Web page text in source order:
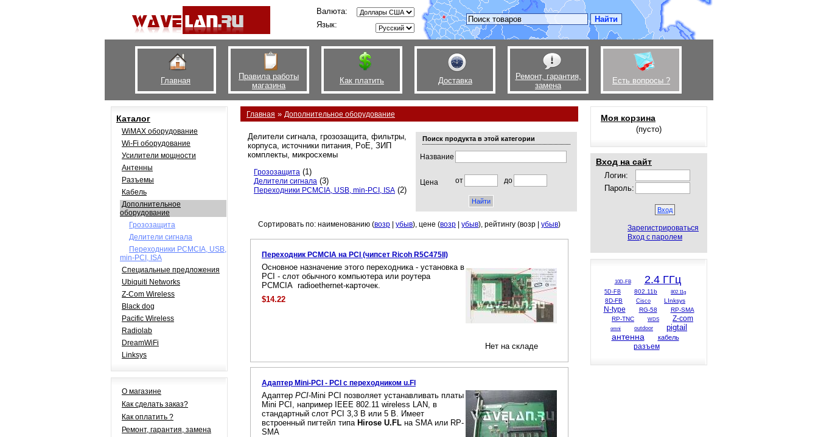
Валюта:
Язык:
Главная
Правила работы
магазина
Как платить Доставка
Ремонт, гарантия,
замена
Есть вопросы ?
Каталог
WiMAX оборудование
Wi-Fi оборудование
Усилители мощности
Антенны
Разъемы
Кабель
Дополнительное
оборудование
Грозозащита
Делители сигнала
Переходники PCMCIA, USB,
min-PCI, ISA
Специальные предложения
Ubiquiti Networks
Z-Com Wireless
Black dog
Pacific Wireless
Radiolab
DreamWiFi
Linksys
О магазине
Как сделать заказ?
Как оплатить ?
Ремонт, гарантия, замена
Главная » Дополнительное оборудование
Делители сигнала, грозозащита, фильтры,
корпуса, источники питания, PoE, ЗИП
комплекты, микросхемы
Грозозащита (1)
Делители сигнала (3)
Переходники PCMCIA, USB, min-PCI, ISA (2)
Поиск продукта в этой категории
Название
Цена от до
Сортировать по: наименованию (возр убыв), цене (возр убыв), рейтингу (возр | убыв)
Нет на складе
Переходник PCMCIA на PCI (чипсет Ricoh R5C475II)
Основное назначение этого переходника - установка в
PCI - слот обычного компьютера или роутера
PCMCIA radioethernet-карточек.
$14.22
Адаптер Mini-PCI - PCI с переходником u.Fl
Адаптер PCI-Mini PCI позволяет устанавливать платы
Mini PCI, например IEEE 802.11 wireless LAN, в
стандартный слот PCI 3,3 В или 5 В. Имеет
встроенный пигтейл типа Hirose U.FL на SMA или RP-
SMA
Моя корзина
(пусто)
Вход на сайт
Логин:
Пароль:
Зарегистрироваться
Вход с паролем
10D-FB 2.4 ГГц
5D-FB 802.11b 802.11g
8D-FB Cisco LInksys
N-type RG-58
RP-SMA
RP-TNC
WDS Z-com
omni outdoor pigtail
антенна кабель
разъем